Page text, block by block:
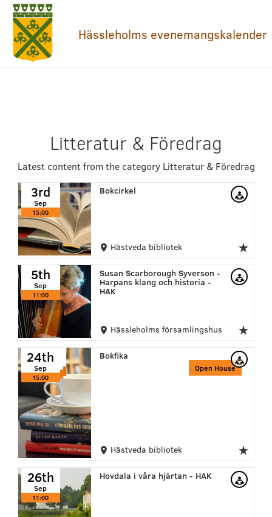
Hässleholms evenemangskalender
Litteratur & Föredrag
Latest content from the category Litteratur & Föredrag
Bokcirkel
3rd
Sep
15:00
Hästveda bibliotek
Susan Scarborough Syverson -
Harpans klang och historia -
HAK
5th
Sep
11:00
Hässleholms församlingshus
Bokfika
24th
Sep
15:00
24th
Sep
15:00
24th
Sep
15:00 Open House
Hästveda bibliotek
Hovdala i våra hjärtan - HAK
26th
Sep
11:00